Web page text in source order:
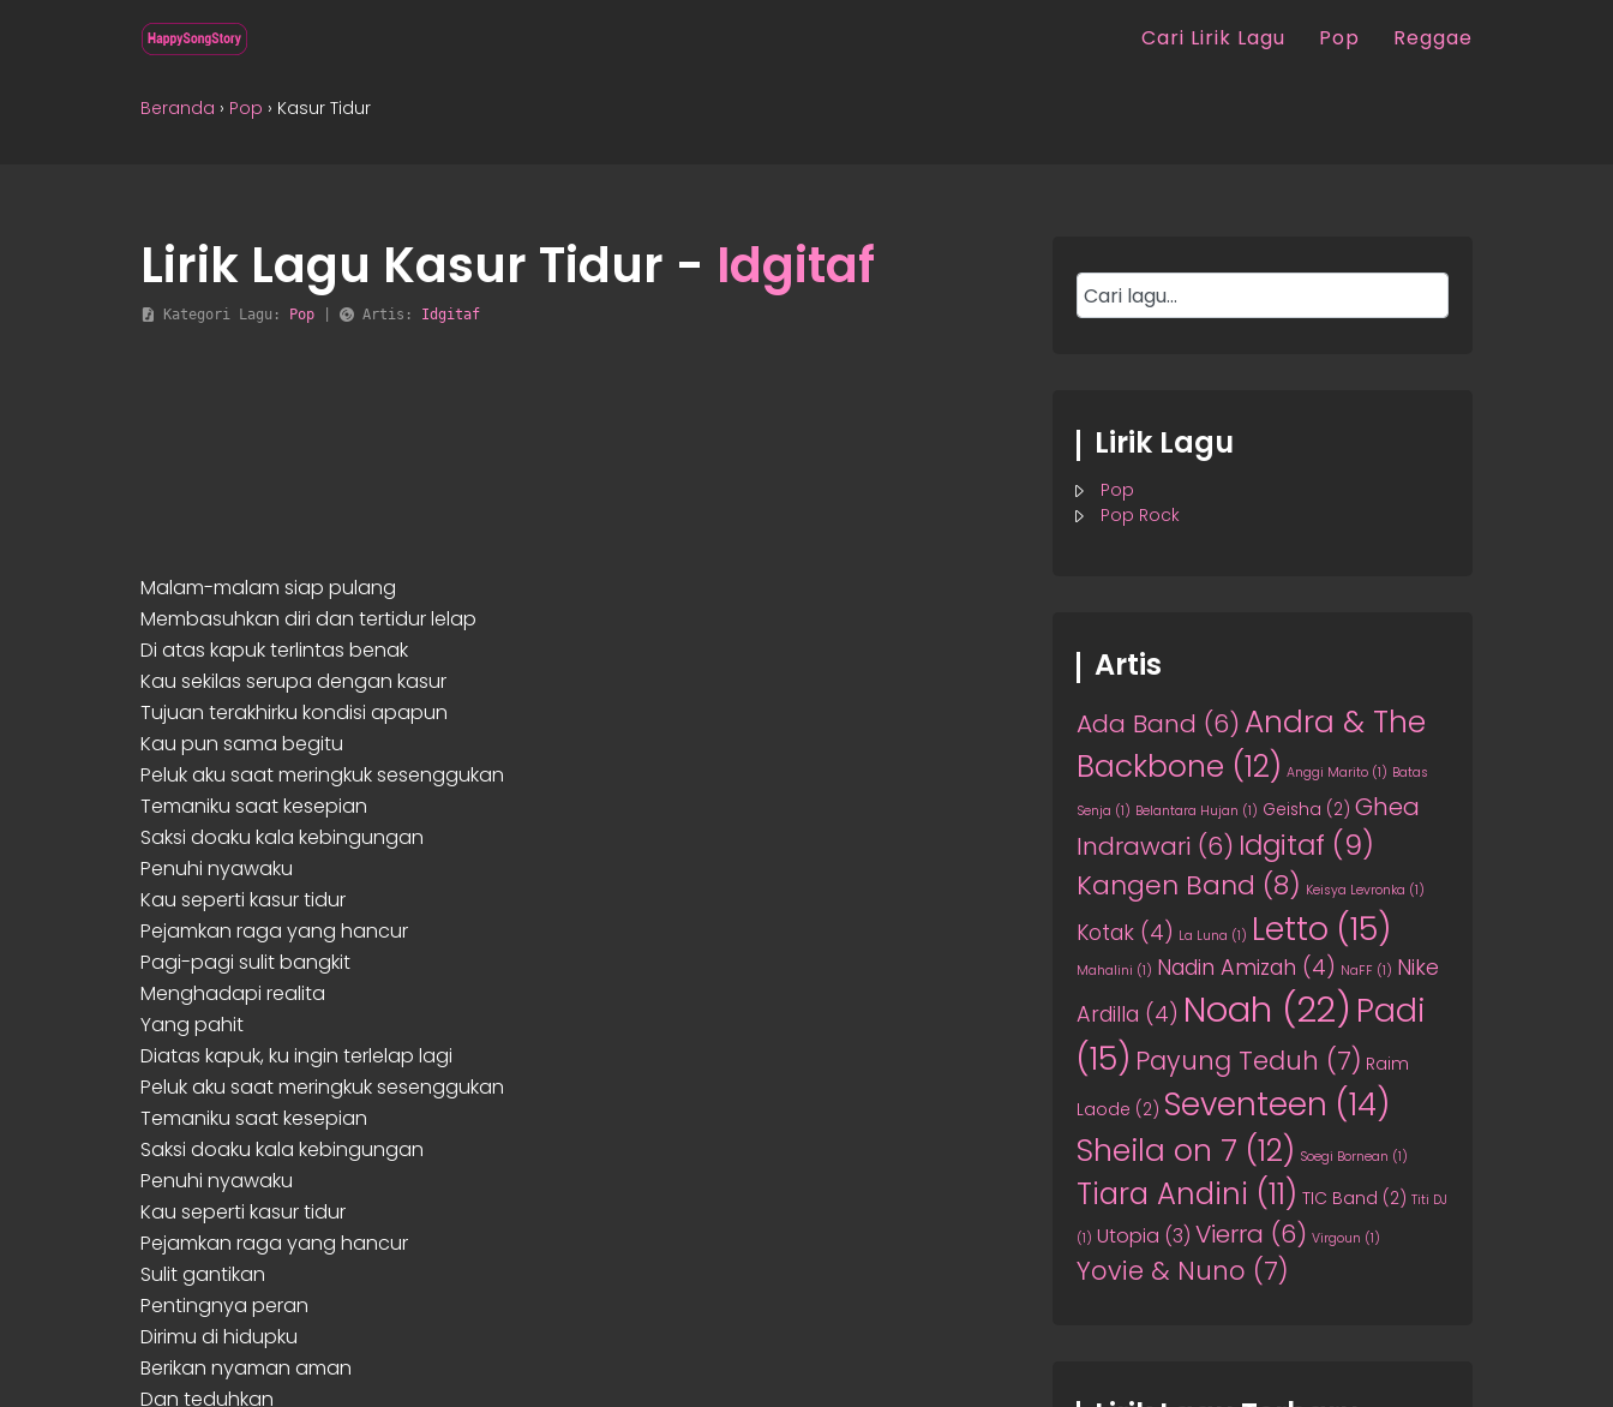
Cari Lirik Lagu Pop Reggae
Beranda › Pop › Kasur Tidur
Lirik Lagu Kasur Tidur - Idgitaf
Kategori Lagu: Pop Artis: Idgitaf
Malam-malam siap pulang
Membasuhkan diri dan tertidur lelap
Di atas kapuk terlintas benak
Kau sekilas serupa dengan kasur
Tujuan terakhirku kondisi apapun
Kau pun sama begitu
Peluk aku saat meringkuk sesenggukan
Temaniku saat kesepian
Saksi doaku kala kebingungan
Penuhi nyawaku
Kau seperti kasur tidur
Pejamkan raga yang hancur
Pagi-pagi sulit bangkit
Menghadapi realita
Yang pahit
Diatas kapuk, ku ingin terlelap lagi
Peluk aku saat meringkuk sesenggukan
Temaniku saat kesepian
Saksi doaku kala kebingungan
Penuhi nyawaku
Kau seperti kasur tidur
Pejamkan raga yang hancur
Sulit gantikan
Pentingnya peran
Dirimu di hidupku
Berikan nyaman aman
Dan teduhkan
Lirik Lagu
Pop
Pop Rock
Artis
Ada Band (6) Andra & The
Backbone (12) Anggi Marito (1) Batas
Senja (1) Belantara Hujan (1) Geisha (2) Ghea
Indrawari (6) Idgitaf (9)
Kangen Band (8) Keisya Levronka (1)
Kotak (4) La Luna (1) Letto (15)
Mahalini (1) Nadin Amizah (4) NaFF (1) Nike
Ardilla (4) Noah (22) Padi
(15) Payung Teduh (7) Raim
Laode (2) Seventeen (14)
Sheila on 7 (12) Soegi Bornean (1)
Tiara Andini (11) TIC Band (2) Titi DJ
(1) Utopia (3) Vierra (6) Virgoun (1)
Yovie & Nuno (7)